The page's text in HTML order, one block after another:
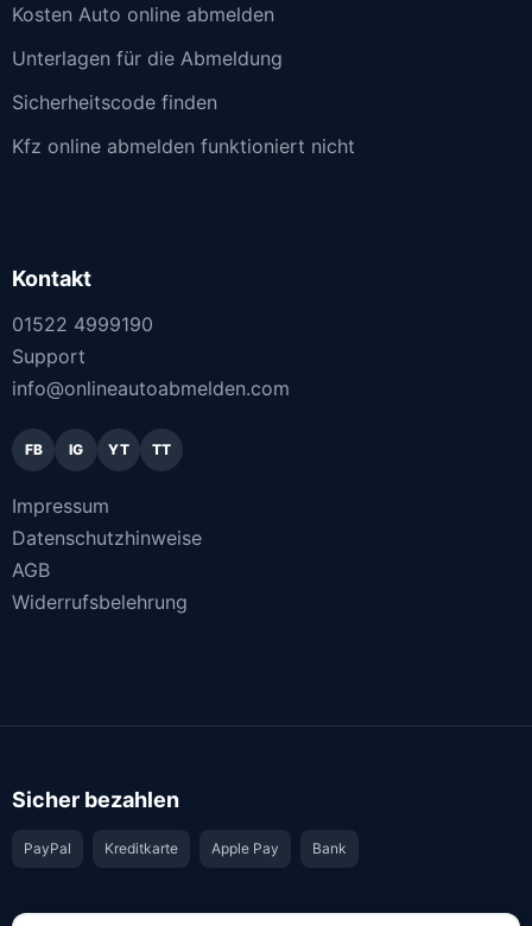
Kosten Auto online abmelden
Unterlagen für die Abmeldung
Sicherheitscode finden
Kfz online abmelden funktioniert nicht
Kontakt
01522 4999190
Support
info@onlineautoabmelden.com
FB IG YT TT
Impressum
Datenschutzhinweise
AGB
Widerrufsbelehrung
Sicher bezahlen
PayPal Kreditkarte Apple Pay Bank